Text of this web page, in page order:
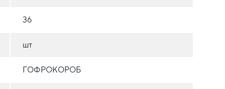
36
шт
ГОФРОКОРОБ